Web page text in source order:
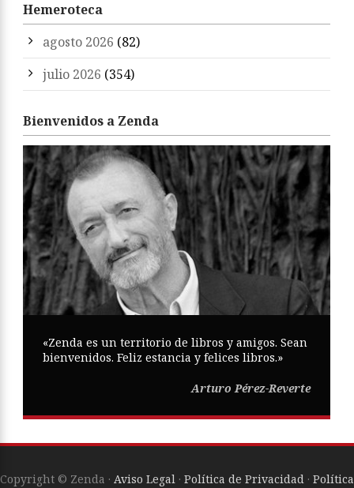
Hemeroteca
agosto 2026 (82)
julio 2026 (354)
Bienvenidos a Zenda
«Zenda es un territorio de libros y amigos. Sean
bienvenidos. Feliz estancia y felices libros.»
Arturo Pérez-Reverte
Copyright © Zenda · Aviso Legal · Política de Privacidad · Política